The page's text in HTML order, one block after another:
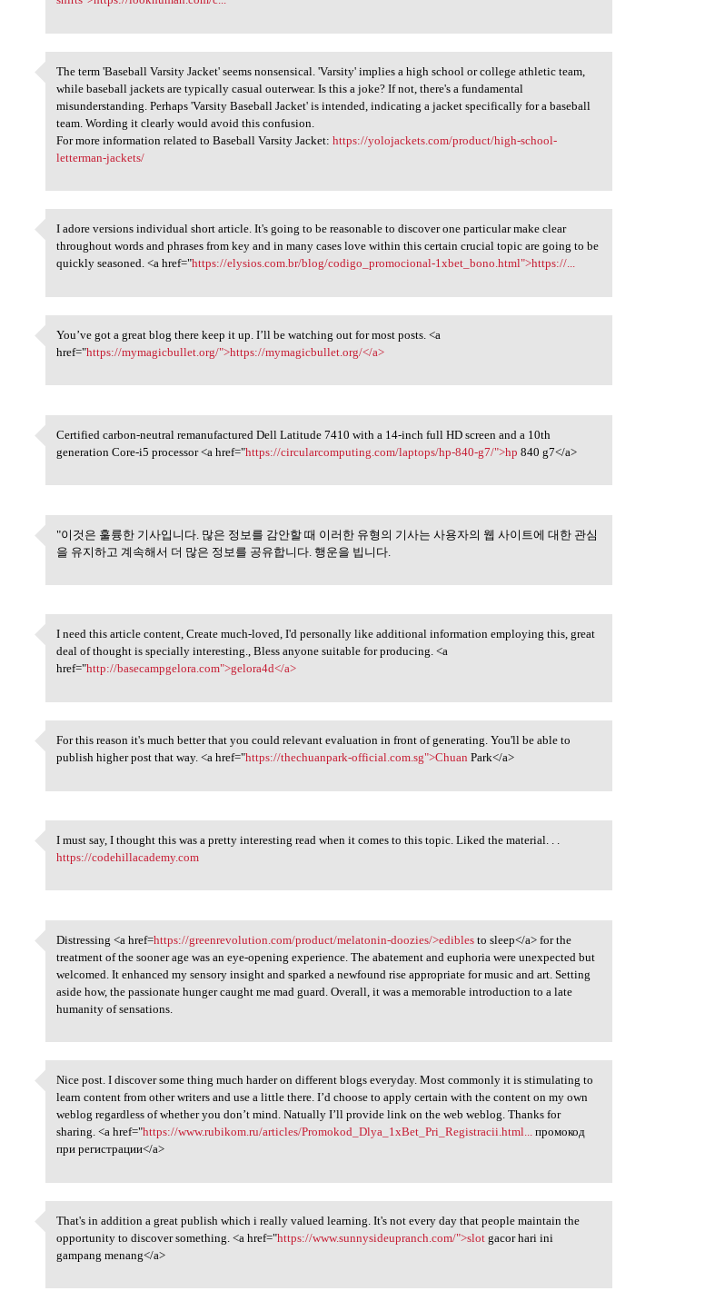
The term 'Baseball Varsity
The term 'Baseball Varsity Jacket' seems nonsensical. 'Varsity' implies a high school or college athletic team,
while baseball jackets are typically casual outerwear. Is this a joke? If not, there's a fundamental
misunderstanding. Perhaps 'Varsity Baseball Jacket' is intended, indicating a jacket specifically for a baseball
team. Wording it clearly would avoid this confusion.
For more information related to Baseball Varsity Jacket:https://yolojackets.com/product/high-school-
letterman-jackets/
I adore versions individual
I adore versions individual short article. It's going to be reasonable to discover one particular make clear
throughout words and phrases from key and in many cases love within this certain crucial topic are going to be
quickly seasoned. <a href="https://elysios.com.br/blog/codigo_promocional-1xbet_bono.html">https://...
You’ve got a great blog there
You’ve got a great blog there keep it up. I’ll be watching out for most posts. <a
href="https://mymagicbullet.org/">https://mymagicbullet.org/</a>
Certified carbon-neutral
Certified carbon-neutral remanufactured Dell Latitude 7410 with a 14-inch full HD screen and a 10th
generation Core-i5 processor <a href="https://circularcomputing.com/laptops/hp-840-g7/">hp 840 g7</a>
"이것은 훌륭한 기사입니다. 많은 정보를 감안할 때
"이것은 훌륭한 기사입니다. 많은 정보를 감안할 때 이러한 유형의 기사는 사용자의 웹 사이트에 대한 관심
을 유지하고 계속해서 더 많은 정보를 공유합니다. 행운을 빕니다.
I need this article content,
I need this article content, Create much-loved, I'd personally like additional information employing this, great
deal of thought is specially interesting., Bless anyone suitable for producing. <a
href="http://basecampgelora.com">gelora4d</a>
For this reason it's much
For this reason it's much better that you could relevant evaluation in front of generating. You'll be able to
publish higher post that way. <a href="https://thechuanpark-official.com.sg">Chuan Park</a>
I must say, I thought this
I must say, I thought this was a pretty interesting read when it comes to this topic. Liked the material. . .
https://codehillacademy.com
Distressing <a href=https:/
Distressing <a href=https://greenrevolution.com/product/melatonin-doozies/>edibles to sleep</a> for the
treatment of the sooner age was an eye-opening experience. The abatement and euphoria were unexpected but
welcomed. It enhanced my sensory insight and sparked a newfound rise appropriate for music and art. Setting
aside how, the passionate hunger caught me mad guard. Overall, it was a memorable introduction to a late
humanity of sensations.
Nice post. I discover some
Nice post. I discover some thing much harder on different blogs everyday. Most commonly it is stimulating to
learn content from other writers and use a little there. I’d choose to apply certain with the content on my own
weblog regardless of whether you don’t mind. Natually I’ll provide link on the web weblog. Thanks for
sharing. <a href="https://www.rubikom.ru/articles/Promokod_Dlya_1xBet_Pri_Registracii.html... промокод
при регистрации</a>
That's in addition a great
That's in addition a great publish which i really valued learning. It's not every day that people maintain the
opportunity to discover something. <a href="https://www.sunnysideupranch.com/">slot gacor hari ini
gampang menang</a>